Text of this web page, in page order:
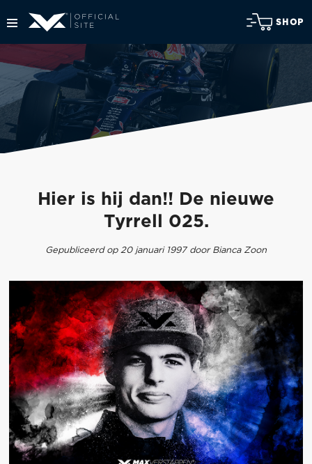
SHOP
Hier is hij dan!! De nieuwe
Tyrrell 025.
Gepubliceerd op 20 januari 1997 door Bianca Zoon